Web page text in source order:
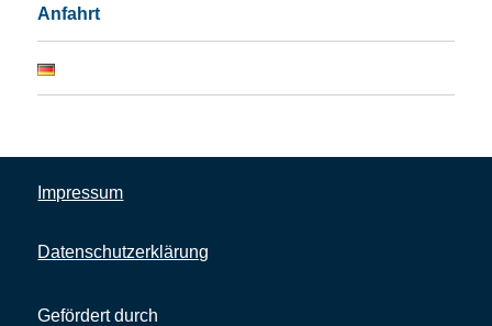
Anfahrt
Impressum
Datenschutzerklärung
Gefördert durch